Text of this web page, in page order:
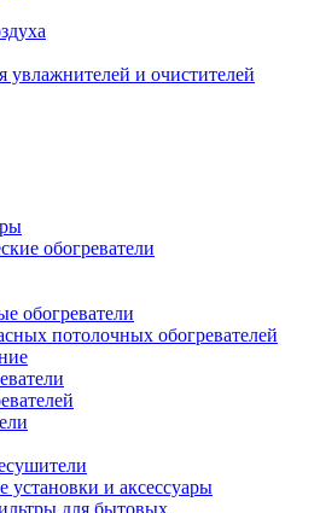
и очистителей
обогреватели
обогреватели
потолочных обогревателей
и аксессуары
для бытовых